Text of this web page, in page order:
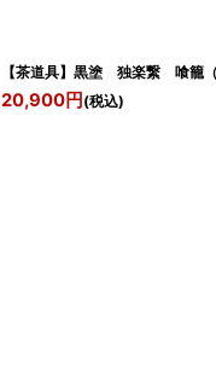
【茶道具】黒塗 独楽繋
20,900円 (税込)